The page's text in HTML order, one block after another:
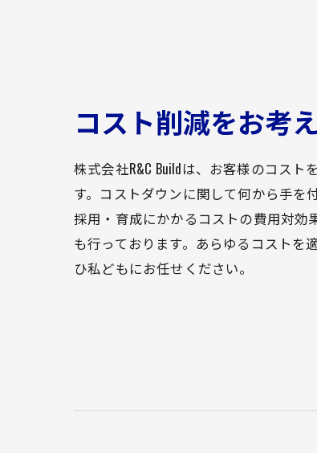
コスト削減をお考
株式会社R&C Buildは、お客様のコス
す。コストダウンに関して何から手を
採用・育成にかかるコストの費用対効
も行っております。あらゆるコストを
ひ私どもにお任せください。